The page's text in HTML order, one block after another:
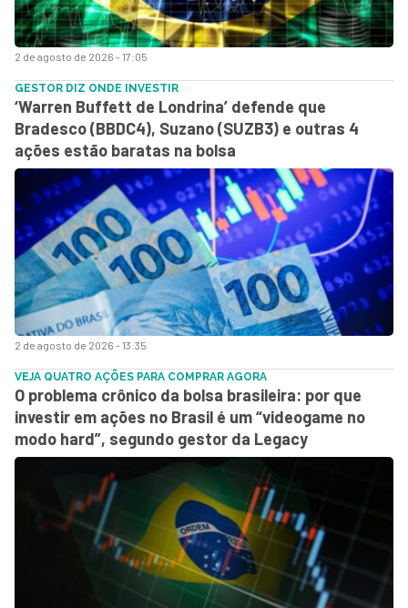
2 de agosto de 2026 - 17:05
2 de agosto de 2026 - 13:35
GESTOR DIZ ONDE INVESTIR
‘Warren Buffett de Londrina’ defende que
Bradesco (BBDC4), Suzano (SUZB3) e outras 4
ações estão baratas na bolsa
VEJA QUATRO AÇÕES PARA COMPRAR AGORA
O problema crônico da bolsa brasileira: por que
investir em ações no Brasil é um “videogame no
modo hard”, segundo gestor da Legacy